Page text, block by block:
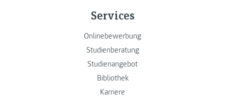
Services
Onlinebewerbung
Studienberatung
Studienangebot
Bibliothek
Karriere